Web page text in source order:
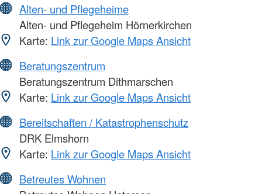
Alten- und Pflegeheime
Alten- und Pflegeheim Hörnerkirchen
Karte: Link zur Google Maps Ansicht
Beratungszentrum
Beratungszentrum Dithmarschen
Karte: Link zur Google Maps Ansicht
Bereitschaften / Katastrophenschutz
DRK Elmshorn
Karte: Link zur Google Maps Ansicht
Betreutes Wohnen